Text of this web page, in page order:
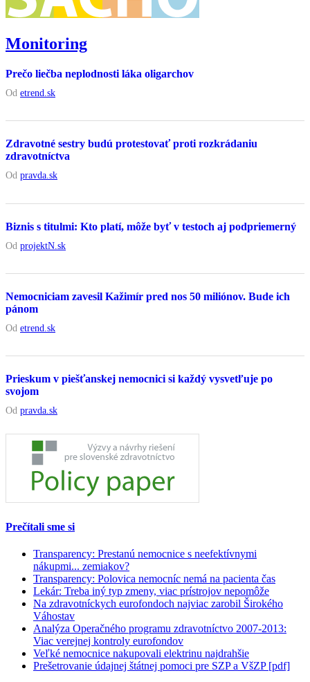
Monitoring
Prečo liečba neplodnosti láka oligarchov
Od etrend.sk
Zdravotné sestry budú protestovať proti rozkrádaniu
zdravotníctva
Od pravda.sk
Biznis s titulmi: Kto platí, môže byť v testoch aj podpriemerný
Od projektN.sk
Nemocniciam zavesil Kažimír pred nos 50 miliónov. Bude ich
pánom
Od etrend.sk
Prieskum v piešťanskej nemocnici si každý vysvetľuje po
svojom
Od pravda.sk
Prečítali sme si
Transparency: Prestanú nemocnice s neefektívnymi
nákupmi... zemiakov?
Transparency: Polovica nemocníc nemá na pacienta čas
Lekár: Treba iný typ zmeny, viac prístrojov nepomôže
Na zdravotníckych eurofondoch najviac zarobil Širokého
Váhostav
Analýza Operačného programu zdravotníctvo 2007-2013:
Viac verejnej kontroly eurofondov
Veľké nemocnice nakupovali elektrinu najdrahšie
Prešetrovanie údajnej štátnej pomoci pre SZP a VšZP [pdf]